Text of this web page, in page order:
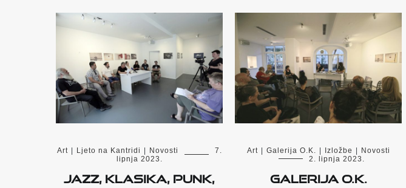
Art Ljeto na Kantridi Novosti
7.
lipnja 2023.
Jazz, klasika, punk,
Art Galerija O.K. Izložbe
Novosti
2. lipnja 2023.
Galerija O.K.